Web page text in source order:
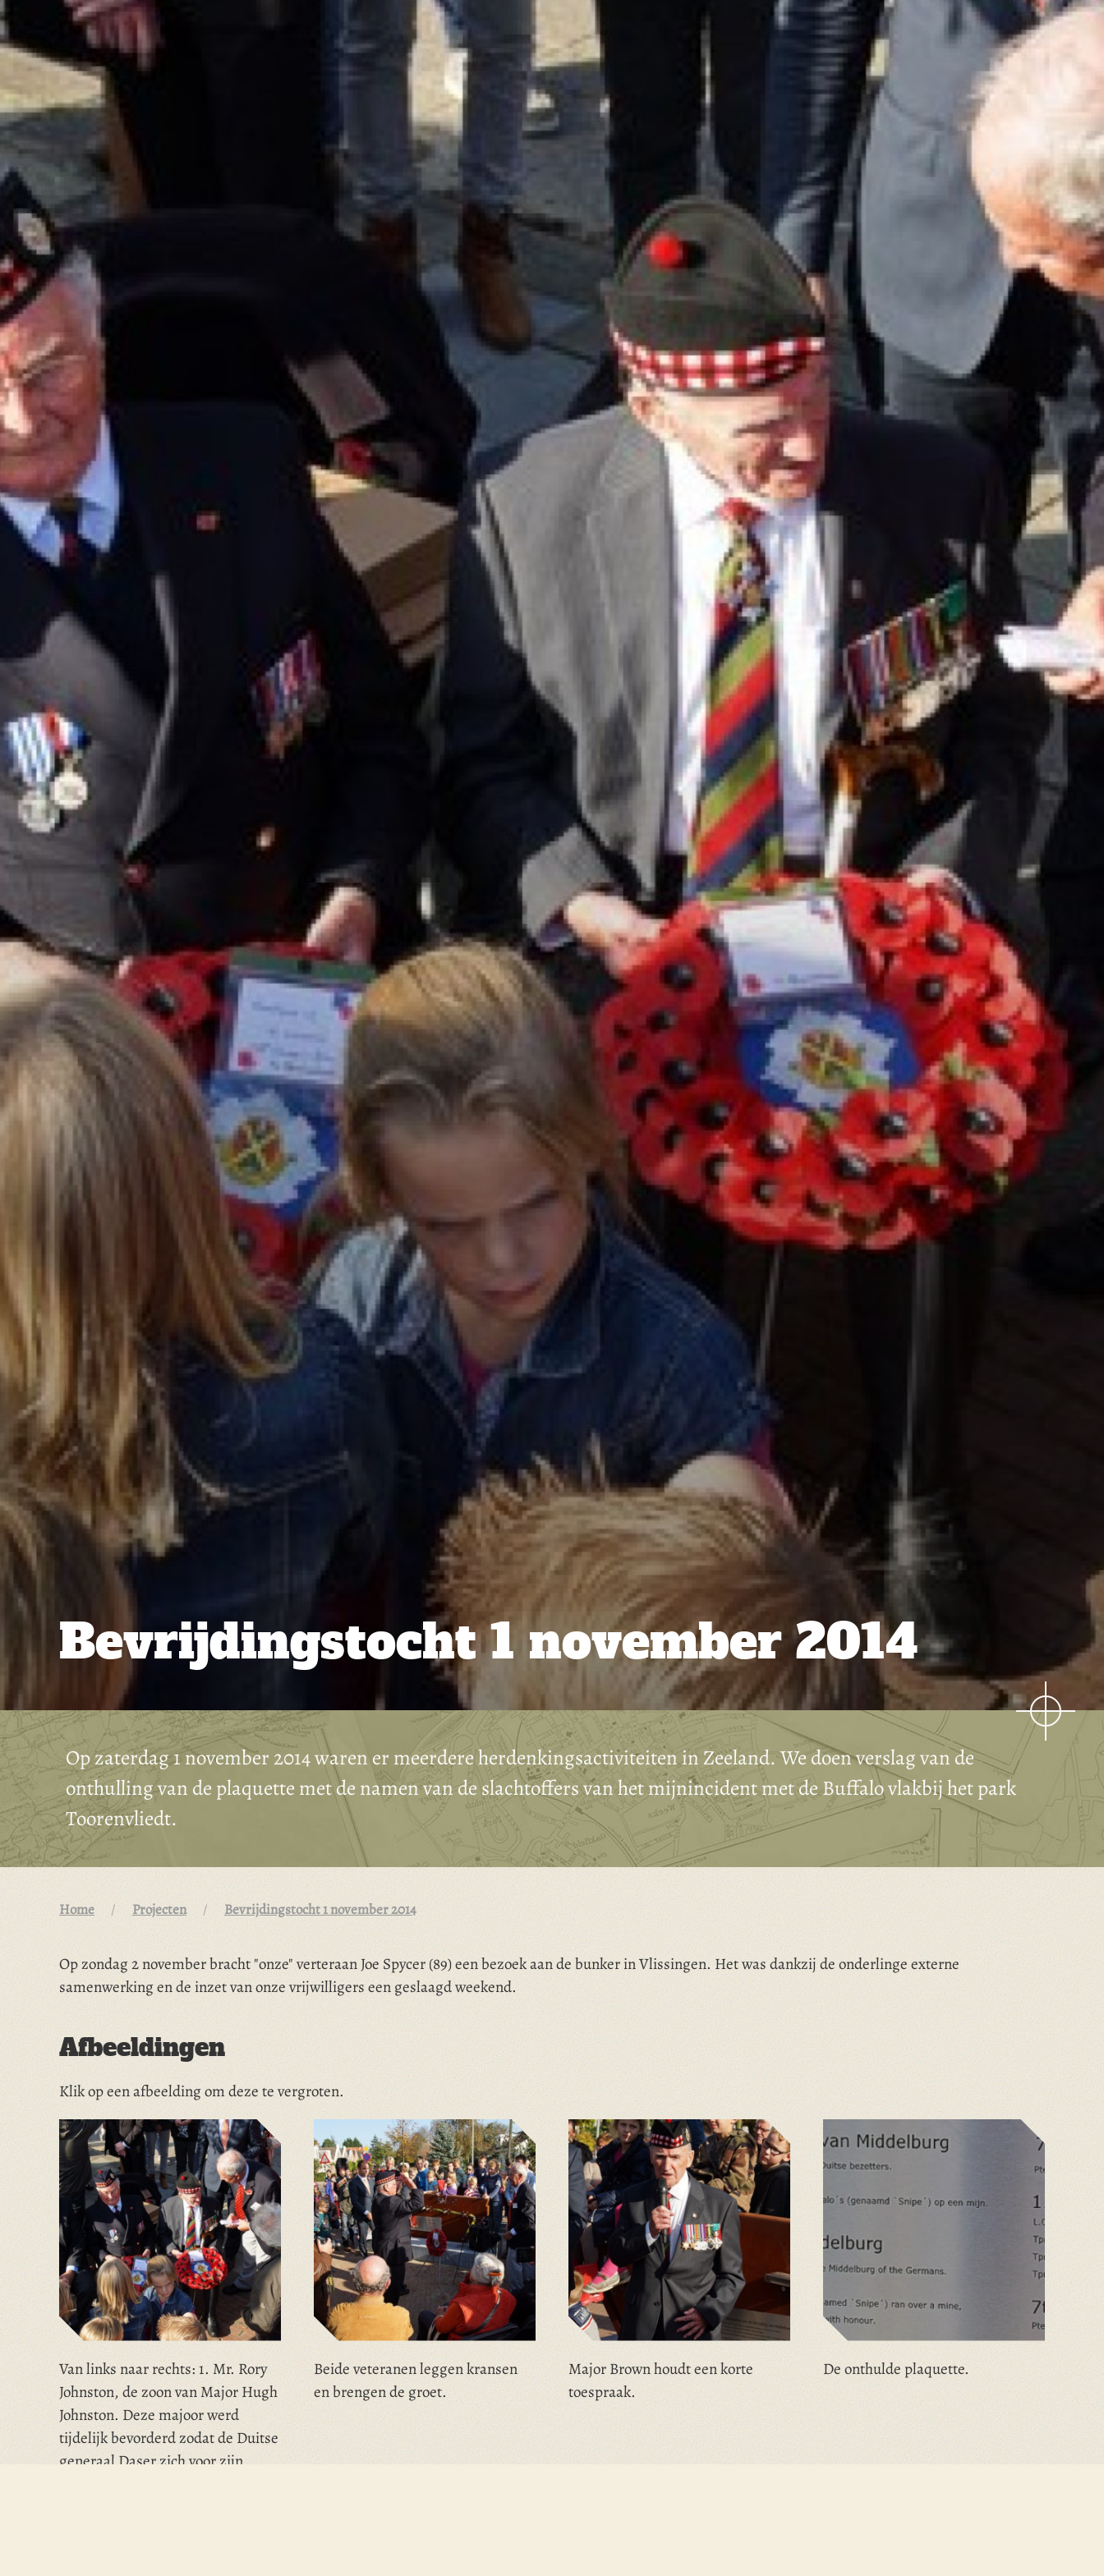
Bevrijdingstocht 1 november 2014
Op zaterdag 1 november 2014 waren er meerdere herdenkingsactiviteiten in Zeeland. We doen verslag van de
onthulling van de plaquette met de namen van de slachtoffers van het mijnincident met de Buffalo vlakbij het park
Toorenvliedt.
Home Projecten Bevrijdingstocht 1 november 2014
Op zondag 2 november bracht "onze" verteraan Joe Spycer (89) een bezoek aan de bunker in Vlissingen. Het was dankzij de onderlinge externe
samenwerking en de inzet van onze vrijwilligers een geslaagd weekend.
Afbeeldingen
Klik op een afbeelding om deze te vergroten.
Van links naar rechts: 1. Mr. Rory
Johnston, de zoon van Major Hugh
Johnston. Deze majoor werd
tijdelijk bevorderd zodat de Duitse
generaal Daser zich voor zijn
Beide veteranen leggen kransen
en brengen de groet.
Major Brown houdt een korte
toespraak.
De onthulde plaquette.